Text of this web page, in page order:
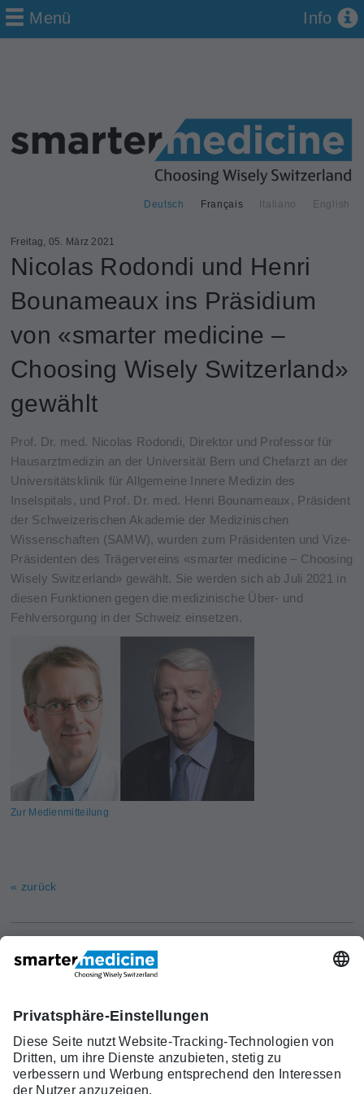
Deutsch Français Italiano English
Menü Info
Freitag, 05. März 2021
Nicolas Rodondi und Henri
Bounameaux ins Präsidium
von «smarter medicine –
Choosing Wisely Switzerland»
gewählt
Prof. Dr. med. Nicolas Rodondi, Direktor und Professor für
Hausarztmedizin an der Universität Bern und Chefarzt an der
Universitätsklinik für Allgemeine Innere Medizin des
Inselspitals, und Prof. Dr. med. Henri Bounameaux, Präsident
der Schweizerischen Akademie der Medizinischen
Wissenschaften (SAMW), wurden zum Präsidenten und Vize-
Präsidenten des Trägervereins «smarter medicine – Choosing
Wisely Switzerland» gewählt. Sie werden sich ab Juli 2021 in
diesen Funktionen gegen die medizinische Über- und
Fehlversorgung in der Schweiz einsetzen.
Zur Medienmitteilung
« zurück
smarter
medicine?
Top-5-
Listen
Forschung
c/o Schweizerische Gesellschaft für
Monbijoustrasse 43, Postfach, 3001 Bern
Telefon +41 31 370 40 00, Fax +41 31 370
40 19